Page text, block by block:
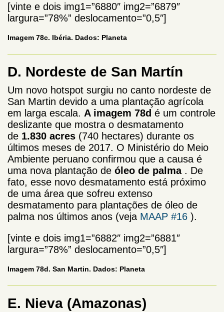
[vinte e dois img1=”6880″ img2=”6879″
largura=”78%” deslocamento=”0,5″]
Imagem 78c. Ibéria. Dados: Planeta
D. Nordeste de San Martín
Um novo hotspot surgiu no canto nordeste de
San Martin devido a uma plantação agrícola
em larga escala. A imagem 78d é um controle
deslizante que mostra o desmatamento
de 1.830 acres (740 hectares) durante os
últimos meses de 2017. O Ministério do Meio
Ambiente peruano confirmou que a causa é
uma nova plantação de óleo de palma. De
fato, esse novo desmatamento está próximo
de uma área que sofreu extenso
desmatamento para plantações de óleo de
palma nos últimos anos (veja MAAP #16 ).
[vinte e dois img1=”6882″ img2=”6881″
largura=”78%” deslocamento=”0,5″]
Imagem 78d. San Martin. Dados: Planeta
E. Nieva (Amazonas)